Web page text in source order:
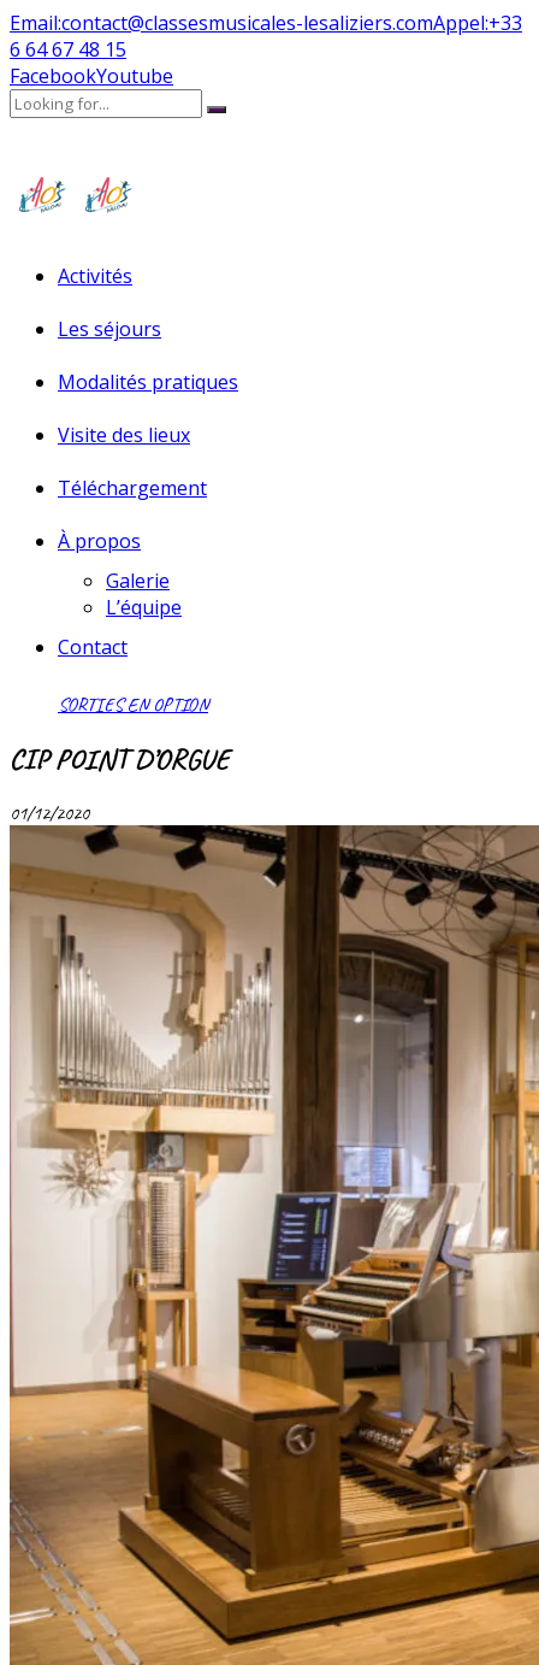
Email:contact@classesmusicales-lesaliziers.comAppel:+33
6 64 67 48 15
FacebookYoutube
Activités
Les séjours
Modalités pratiques
Visite des lieux
Téléchargement
À propos
Galerie
L’équipe
Contact
SORTIES EN OPTION
CIP POINT D’ORGUE
01/12/2020